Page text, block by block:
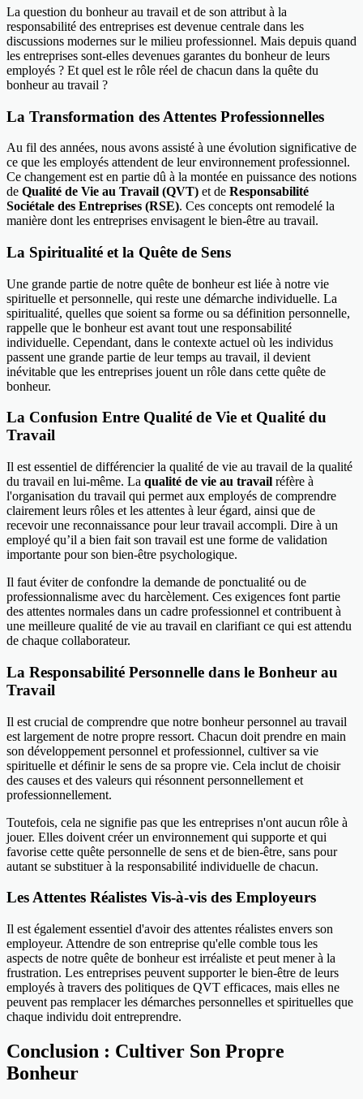
La question du bonheur au travail et de son attribut à la
responsabilité des entreprises est devenue centrale dans les
discussions modernes sur le milieu professionnel. Mais depuis quand
les entreprises sont-elles devenues garantes du bonheur de leurs
employés ? Et quel est le rôle réel de chacun dans la quête du
bonheur au travail ?
La Transformation des Attentes Professionnelles
Au fil des années, nous avons assisté à une évolution significative de
ce que les employés attendent de leur environnement professionnel.
Ce changement est en partie dû à la montée en puissance des notions
de Qualité de Vie au Travail (QVT) et de Responsabilité
Sociétale des Entreprises (RSE). Ces concepts ont remodelé la
manière dont les entreprises envisagent le bien-être au travail.
La Spiritualité et la Quête de Sens
Une grande partie de notre quête de bonheur est liée à notre vie
spirituelle et personnelle, qui reste une démarche individuelle. La
spiritualité, quelles que soient sa forme ou sa définition personnelle,
rappelle que le bonheur est avant tout une responsabilité
individuelle. Cependant, dans le contexte actuel où les individus
passent une grande partie de leur temps au travail, il devient
inévitable que les entreprises jouent un rôle dans cette quête de
bonheur.
La Confusion Entre Qualité de Vie et Qualité du
Travail
Il est essentiel de différencier la qualité de vie au travail de la qualité
du travail en lui-même. La qualité de vie au travail réfère à
l'organisation du travail qui permet aux employés de comprendre
clairement leurs rôles et les attentes à leur égard, ainsi que de
recevoir une reconnaissance pour leur travail accompli. Dire à un
employé qu’il a bien fait son travail est une forme de validation
importante pour son bien-être psychologique.
Il faut éviter de confondre la demande de ponctualité ou de
professionnalisme avec du harcèlement. Ces exigences font partie
des attentes normales dans un cadre professionnel et contribuent à
une meilleure qualité de vie au travail en clarifiant ce qui est attendu
de chaque collaborateur.
La Responsabilité Personnelle dans le Bonheur au
Travail
Il est crucial de comprendre que notre bonheur personnel au travail
est largement de notre propre ressort. Chacun doit prendre en main
son développement personnel et professionnel, cultiver sa vie
spirituelle et définir le sens de sa propre vie. Cela inclut de choisir
des causes et des valeurs qui résonnent personnellement et
professionnellement.
Toutefois, cela ne signifie pas que les entreprises n'ont aucun rôle à
jouer. Elles doivent créer un environnement qui supporte et qui
favorise cette quête personnelle de sens et de bien-être, sans pour
autant se substituer à la responsabilité individuelle de chacun.
Les Attentes Réalistes Vis-à-vis des Employeurs
Il est également essentiel d'avoir des attentes réalistes envers son
employeur. Attendre de son entreprise qu'elle comble tous les
aspects de notre quête de bonheur est irréaliste et peut mener à la
frustration. Les entreprises peuvent supporter le bien-être de leurs
employés à travers des politiques de QVT efficaces, mais elles ne
peuvent pas remplacer les démarches personnelles et spirituelles que
chaque individu doit entreprendre.
Conclusion : Cultiver Son Propre
Bonheur